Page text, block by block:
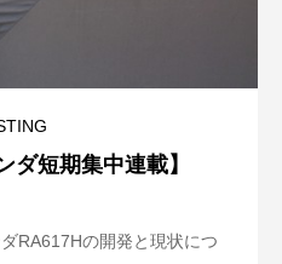
ダ短期集中連載】
RA617Hの開発と現状につ